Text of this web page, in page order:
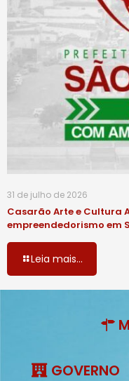
31 de julho de 2026
Casarão Arte e Cultura
empreendedorismo em
Leia mais...
GOVERNO